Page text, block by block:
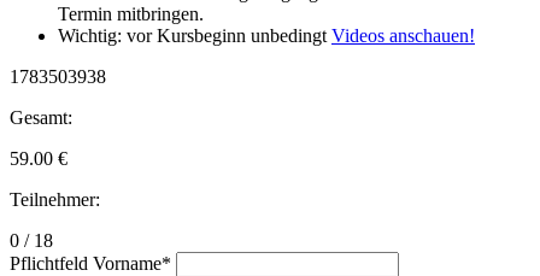
Termin mitbringen.
Wichtig: vor Kursbeginn unbedingt Videos anschauen!
1783503938
Gesamt:
59.00 €
Teilnehmer:
0 / 18
Pflichtfeld Vorname*